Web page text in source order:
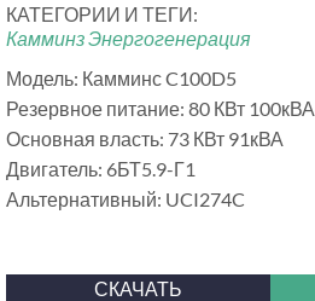
КАТЕГОРИИ И ТЕГИ:
Камминз Энергогенерация
Модель: Камминс C100D5
Резервное питание: 80 КВт 100кВА
Основная власть: 73 КВт 91кВА
Двигатель: 6БТ5.9-Г1
Альтернативный: UCI274C
СКАЧАТЬ